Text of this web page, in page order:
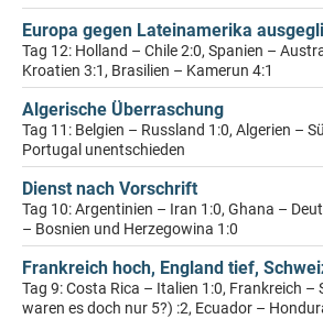
Europa gegen Lateinamerika
Tag 12: Holland – Chile 2:0, Spanien –
Kroatien 3:1, Brasilien – Kamerun 4:1
Algerische Überraschung
Tag 11: Belgien – Russland 1:0, Algerien –
Portugal unentschieden
Dienst nach Vorschrift
Tag 10: Argentinien – Iran 1:0, Ghana –
– Bosnien und Herzegowina 1:0
Frankreich hoch, England tief,
Tag 9: Costa Rica – Italien 1:0, Frankreich –
waren es doch nur 5?) :2, Ecuador –